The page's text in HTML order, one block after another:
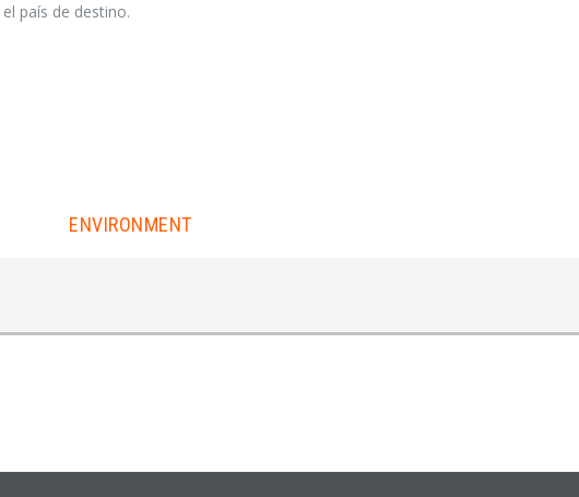
país de destino.
ENVIRONMENT